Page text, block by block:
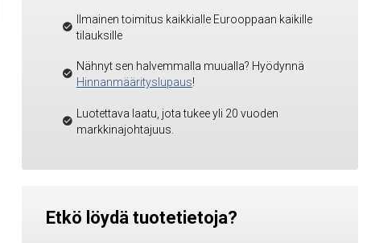
Ilmainen toimitus kaikkialle Eurooppaan kaikille
tilauksille
Nähnyt sen halvemmalla muualla? Hyödynnä
Hinnanmäärityslupaus!
Luotettava laatu, jota tukee yli 20 vuoden
markkinajohtajuus.
Etkö löydä tuotetietoja?